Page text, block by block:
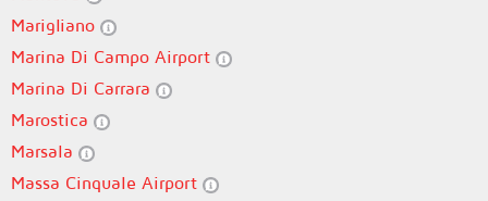
Marigliano
Marina Di Campo Airport
Marina Di Carrara
Marostica
Marsala
Massa Cinquale Airport